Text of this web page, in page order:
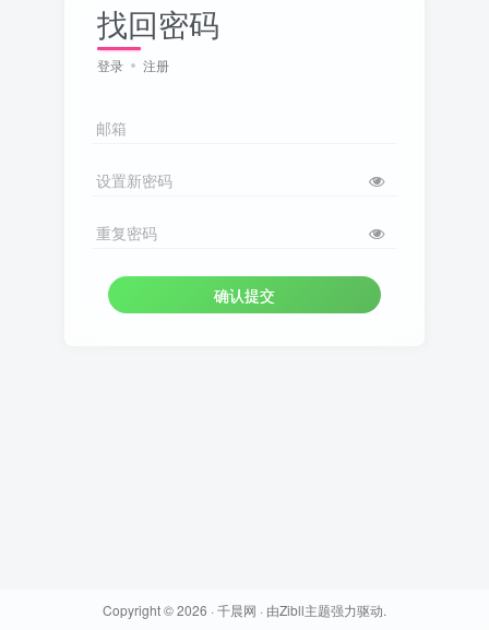
找回密码
登录 注册
邮箱
设置新密码
重复密码
确认提交
Copyright © 2026 · 千晨网 · 由Zibll主题强力驱动.